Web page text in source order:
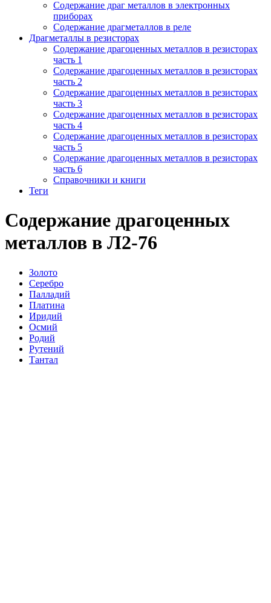
Содержание драг металлов в электронных
приборах
Содержание драгметаллов в реле
Драгметаллы в резисторах
Содержание драгоценных металлов в резисторах
часть 1
Содержание драгоценных металлов в резисторах
часть 2
Содержание драгоценных металлов в резисторах
часть 3
Содержание драгоценных металлов в резисторах
часть 4
Содержание драгоценных металлов в резисторах
часть 5
Содержание драгоценных металлов в резисторах
часть 6
Справочники и книги
Теги
Содержание драгоценных
металлов в Л2-76
Золото
Серебро
Палладий
Платина
Иридий
Осмий
Родий
Рутений
Тантал